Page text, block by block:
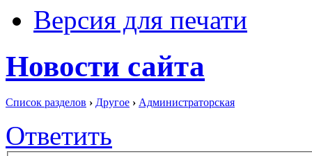
Версия для печати
Новости сайта
Список разделов › Другое › Администраторская
Ответить